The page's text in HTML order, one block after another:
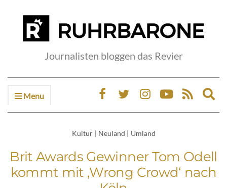
Journalisten bloggen das Revier
Menu
Kultur | Neuland | Umland
Brit Awards Gewinner Tom Odell
kommt mit ‚Wrong Crowd‘ nach